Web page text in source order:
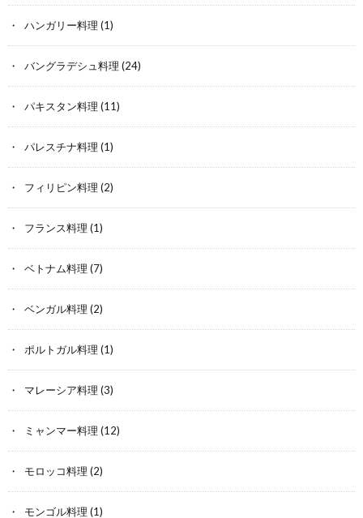
ハンガリー料理 (1)
バングラデシュ料理 (24)
パキスタン料理 (11)
パレスチナ料理 (1)
フィリピン料理 (2)
フランス料理 (1)
ベトナム料理 (7)
ベンガル料理 (2)
ポルトガル料理 (1)
マレーシア料理 (3)
ミャンマー料理 (12)
モロッコ料理 (2)
モンゴル料理 (1)